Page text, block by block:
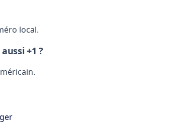
local.
+1 ?